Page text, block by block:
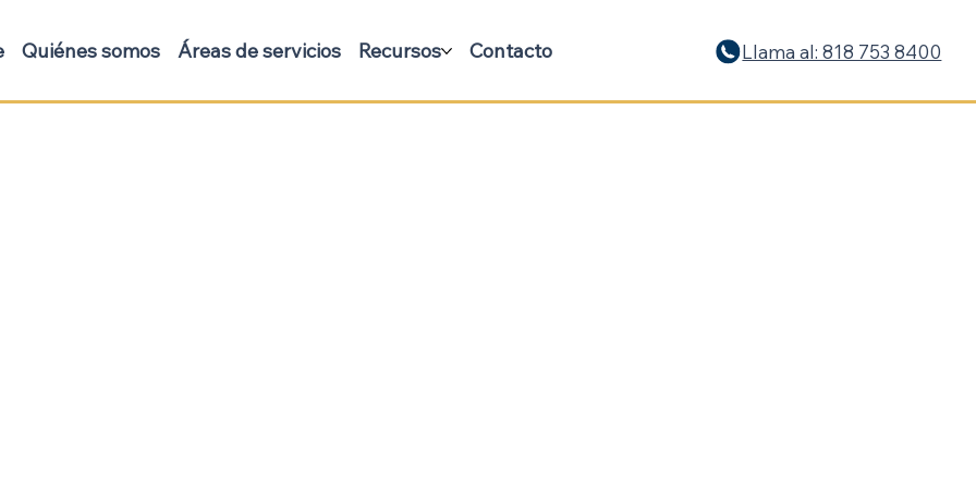
Quiénes somos Áreas de servicios Recursos Contacto Llama al: 818 753 8400